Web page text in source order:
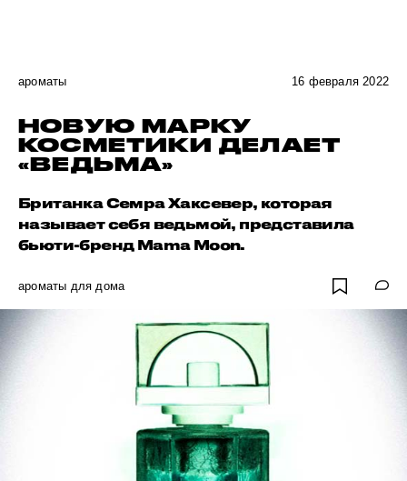
ароматы 16 февраля 2022
НОВУЮ МАРКУ
КОСМЕТИКИ ДЕЛАЕТ
«ВЕДЬМА»
Британка Семра Хаксевер, которая
называет себя ведьмой, представила
бьюти-бренд Mama Moon.
ароматы для дома